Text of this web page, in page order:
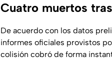
Cuatro muertos
De acuerdo con los datos
informes oficiales provistos
colisión cobró de forma